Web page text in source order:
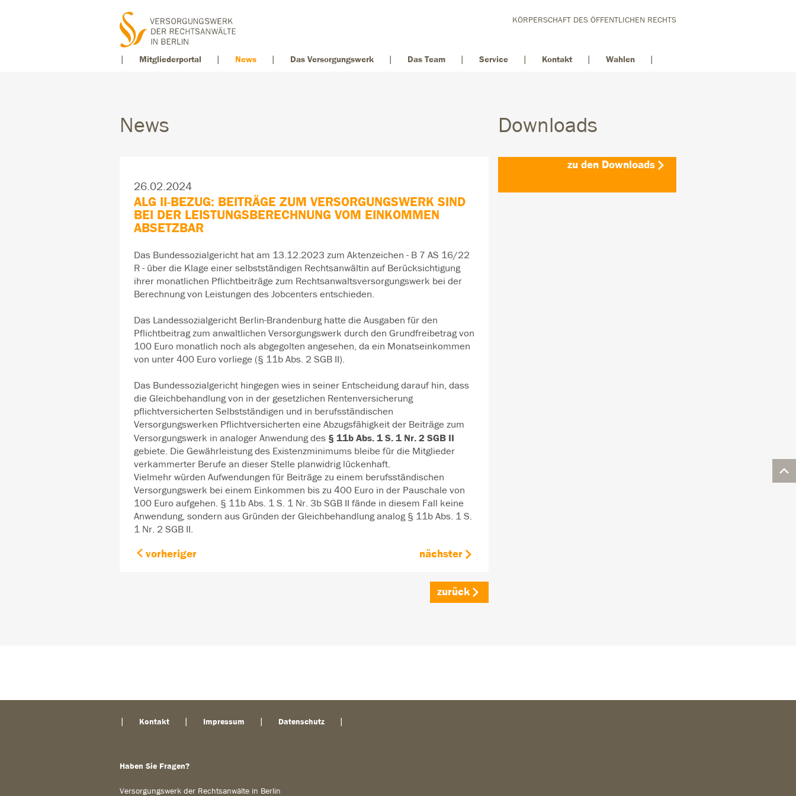
KÖRPERSCHAFT DES ÖFFENTLICHEN RECHTS
Mitgliederportal News Das Versorgungswerk Das Team Service Kontakt Wahlen
News
26.02.2024
ALG II-BEZUG: BEITRÄGE ZUM VERSORGUNGSWERK SIND
BEI DER LEISTUNGSBERECHNUNG VOM EINKOMMEN
ABSETZBAR
Das Bundessozialgericht hat am 13.12.2023 zum Aktenzeichen - B 7 AS 16/22
R - über die Klage einer selbstständigen Rechtsanwältin auf Berücksichtigung
ihrer monatlichen Pflichtbeiträge zum Rechtsanwaltsversorgungswerk bei der
Berechnung von Leistungen des Jobcenters entschieden.
Das Landessozialgericht Berlin-Brandenburg hatte die Ausgaben für den
Pflichtbeitrag zum anwaltlichen Versorgungswerk durch den Grundfreibetrag von
100 Euro monatlich noch als abgegolten angesehen, da ein Monatseinkommen
von unter 400 Euro vorliege (§ 11b Abs. 2 SGB II).
Das Bundessozialgericht hingegen wies in seiner Entscheidung darauf hin, dass
die Gleichbehandlung von in der gesetzlichen Rentenversicherung
pflichtversicherten Selbstständigen und in berufsständischen
Versorgungswerken Pflichtversicherten eine Abzugsfähigkeit der Beiträge zum
Versorgungswerk in analoger Anwendung des § 11b Abs. 1 S. 1 Nr. 2 SGB II
gebiete. Die Gewährleistung des Existenzminimums bleibe für die Mitglieder
verkammerter Berufe an dieser Stelle planwidrig lückenhaft.
Vielmehr würden Aufwendungen für Beiträge zu einem berufsständischen
Versorgungswerk bei einem Einkommen bis zu 400 Euro in der Pauschale von
100 Euro aufgehen. § 11b Abs. 1 S. 1 Nr. 3b SGB II fände in diesem Fall keine
Anwendung, sondern aus Gründen der Gleichbehandlung analog § 11b Abs. 1 S.
1 Nr. 2 SGB II.
vorheriger nächster
zurück
Downloads
zu den Downloads
Kontakt Impressum Datenschutz
Haben Sie Fragen?
Versorgungswerk der Rechtsanwälte in Berlin